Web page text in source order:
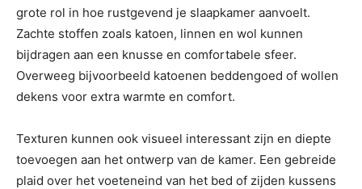
grote rol in hoe rustgevend je slaapkamer aanvoelt.
Zachte stoffen zoals katoen, linnen en wol kunnen
bijdragen aan een knusse en comfortabele sfeer.
Overweeg bijvoorbeeld katoenen beddengoed of wollen
dekens voor extra warmte en comfort.
Texturen kunnen ook visueel interessant zijn en diepte
toevoegen aan het ontwerp van de kamer. Een gebreide
plaid over het voeteneind van het bed of zijden kussens